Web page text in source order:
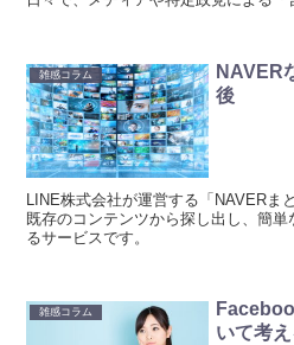
雑感コラム
NAVER
後
LINE株式会社が運営する「NAVERま
既存のコンテンツから探し出し、簡
るサービスです。
雑感コラム
いて考